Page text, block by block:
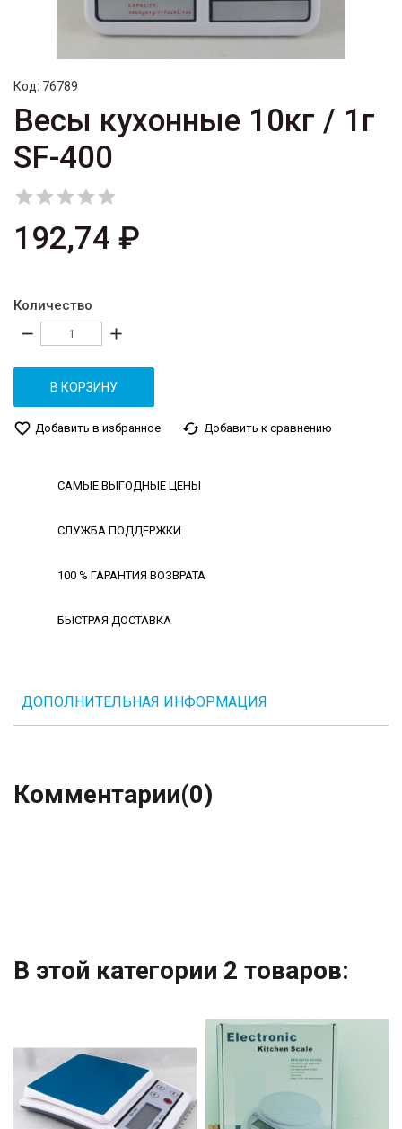
Код: 76789
Весы кухонные 10кг / 1г
SF-400

192,74 ₽
Количество
remove add
В КОРЗИНУ
favorite_border Добавить в избранное cached Добавить к сравнению
САМЫЕ ВЫГОДНЫЕ ЦЕНЫ
СЛУЖБА ПОДДЕРЖКИ
100 % ГАРАНТИЯ ВОЗВРАТА
БЫСТРАЯ ДОСТАВКА
ДОПОЛНИТЕЛЬНАЯ ИНФОРМАЦИЯ
Комментарии(0)
В этой категории 2 товаров: